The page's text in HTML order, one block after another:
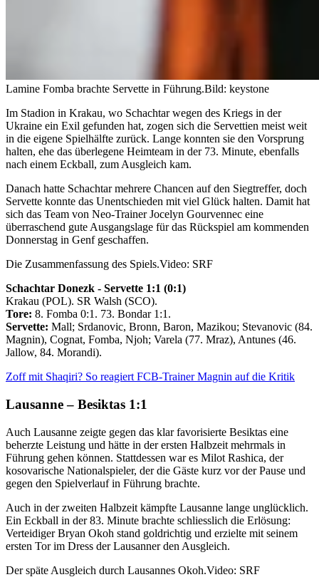
Lamine Fomba brachte Servette in Führung.Bild: keystone
Im Stadion in Krakau, wo Schachtar wegen des Kriegs in der
Ukraine ein Exil gefunden hat, zogen sich die Servettien meist weit
in die eigene Spielhälfte zurück. Lange konnten sie den Vorsprung
halten, ehe das überlegene Heimteam in der 73. Minute, ebenfalls
nach einem Eckball, zum Ausgleich kam.
Danach hatte Schachtar mehrere Chancen auf den Siegtreffer, doch
Servette konnte das Unentschieden mit viel Glück halten. Damit hat
sich das Team von Neo-Trainer Jocelyn Gourvennec eine
überraschend gute Ausgangslage für das Rückspiel am kommenden
Donnerstag in Genf geschaffen.
Die Zusammenfassung des Spiels.Video: SRF
Schachtar Donezk - Servette 1:1 (0:1)
Krakau (POL). SR Walsh (SCO).
Tore: 8. Fomba 0:1. 73. Bondar 1:1.
Servette: Mall; Srdanovic, Bronn, Baron, Mazikou; Stevanovic (84.
Magnin), Cognat, Fomba, Njoh; Varela (77. Mraz), Antunes (46.
Jallow, 84. Morandi).
Zoff mit Shaqiri? So reagiert FCB-Trainer Magnin auf die Kritik
Lausanne – Besiktas 1:1
Auch Lausanne zeigte gegen das klar favorisierte Besiktas eine
beherzte Leistung und hätte in der ersten Halbzeit mehrmals in
Führung gehen können. Stattdessen war es Milot Rashica, der
kosovarische Nationalspieler, der die Gäste kurz vor der Pause und
gegen den Spielverlauf in Führung brachte.
Auch in der zweiten Halbzeit kämpfte Lausanne lange unglücklich.
Ein Eckball in der 83. Minute brachte schliesslich die Erlösung:
Verteidiger Bryan Okoh stand goldrichtig und erzielte mit seinem
ersten Tor im Dress der Lausanner den Ausgleich.
Der späte Ausgleich durch Lausannes Okoh.Video: SRF